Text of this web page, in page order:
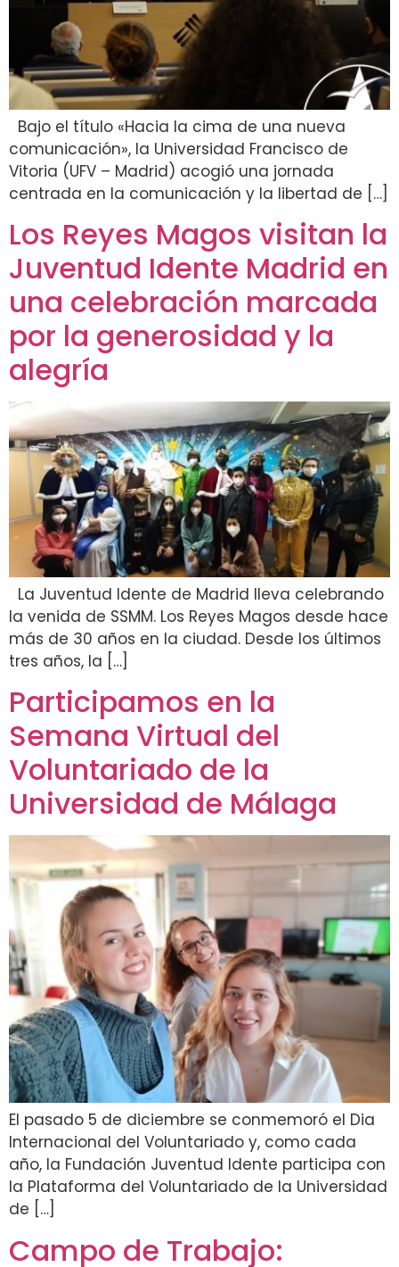
Bajo el título «Hacia la cima de una nueva
comunicación», la Universidad Francisco de
Vitoria (UFV – Madrid) acogió una jornada
centrada en la comunicación y la libertad de […]
Los Reyes Magos visitan la
Juventud Idente Madrid en
una celebración marcada
por la generosidad y la
alegría
La Juventud Idente de Madrid lleva celebrando
la venida de SSMM. Los Reyes Magos desde hace
más de 30 años en la ciudad. Desde los últimos
tres años, la […]
Participamos en la
Semana Virtual del
Voluntariado de la
Universidad de Málaga
El pasado 5 de diciembre se conmemoró el Dia
Internacional del Voluntariado y, como cada
año, la Fundación Juventud Idente participa con
la Plataforma del Voluntariado de la Universidad
de […]
Campo de Trabajo: